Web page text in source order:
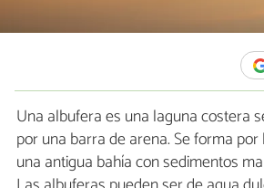
Una albufera es una laguna costera
por una barra de arena. Se forma
una antigua bahía con sedimentos